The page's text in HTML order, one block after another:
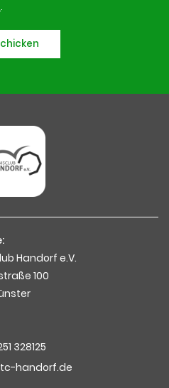
.
Handorf e.V.
100
328125
handorf.de